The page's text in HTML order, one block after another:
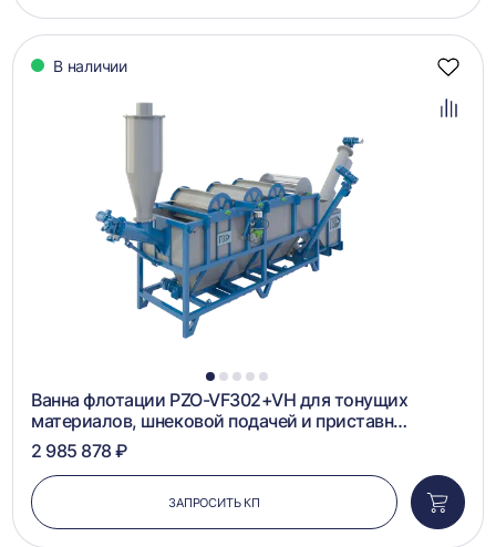
В наличии
1 2 3 4 5
Ванна флотации PZO-VF302+VH для тонущих
материалов, шнековой подачей и приставн…
2 985 878 ₽
ЗАПРОСИТЬ КП
в